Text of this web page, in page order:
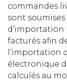
commandes
sont soumises
d’importation
facturés afin
l’importation
électronique
calculés au